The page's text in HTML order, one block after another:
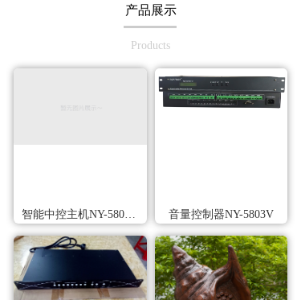
产品展示
Products
音量控制器NY-5803V